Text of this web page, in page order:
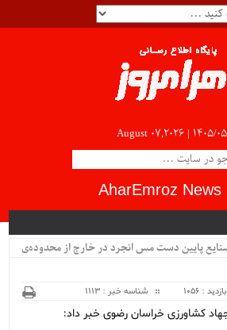
August 07,2026 | ۰۵/۱۶
AharEmroz News
پایین دست مس انجرد در خارج از محدوده‌ی
بازدید : 1056 شناسه خبر : 1113
کشاورزی خراسان رضوی خبر داد: